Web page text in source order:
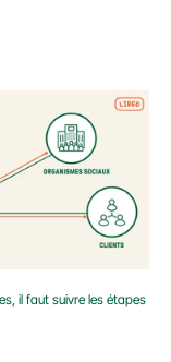
il faut suivre les étapes